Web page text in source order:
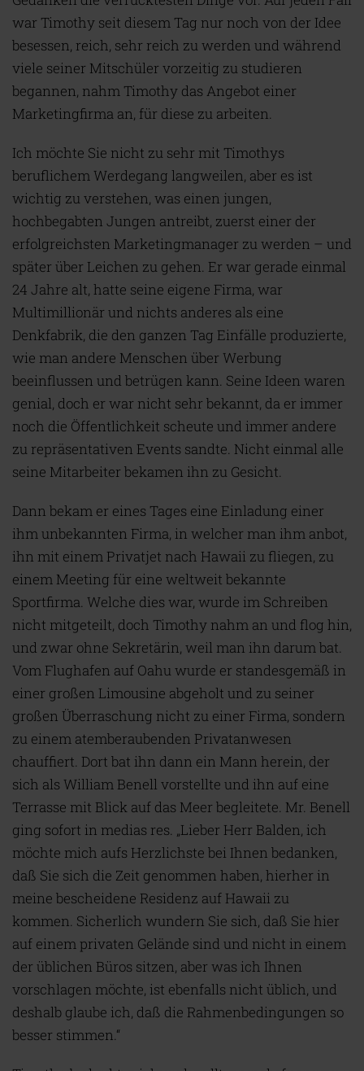
war Timothy seit diesem Tag nur noch von der Idee
besessen, reich, sehr reich zu werden und während
viele seiner Mitschüler vorzeitig zu studieren
begannen, nahm Timothy das Angebot einer
Marketingfirma an, für diese zu arbeiten.
Ich möchte Sie nicht zu sehr mit Timothys
beruflichem Werdegang langweilen, aber es ist
wichtig zu verstehen, was einen jungen,
hochbegabten Jungen antreibt, zuerst einer der
erfolgreichsten Marketingmanager zu werden – und
später über Leichen zu gehen. Er war gerade einmal
24 Jahre alt, hatte seine eigene Firma, war
Multimillionär und nichts anderes als eine
Denkfabrik, die den ganzen Tag Einfälle produzierte,
wie man andere Menschen über Werbung
beeinflussen und betrügen kann. Seine Ideen waren
genial, doch er war nicht sehr bekannt, da er immer
noch die Öffentlichkeit scheute und immer andere
zu repräsentativen Events sandte. Nicht einmal alle
seine Mitarbeiter bekamen ihn zu Gesicht.
Dann bekam er eines Tages eine Einladung einer
ihm unbekannten Firma, in welcher man ihm anbot,
ihn mit einem Privatjet nach Hawaii zu fliegen, zu
einem Meeting für eine weltweit bekannte
Sportfirma. Welche dies war, wurde im Schreiben
nicht mitgeteilt, doch Timothy nahm an und flog hin,
und zwar ohne Sekretärin, weil man ihn darum bat.
Vom Flughafen auf Oahu wurde er standesgemäß in
einer großen Limousine abgeholt und zu seiner
großen Überraschung nicht zu einer Firma, sondern
zu einem atemberaubenden Privatanwesen
chauffiert. Dort bat ihn dann ein Mann herein, der
sich als William Benell vorstellte und ihn auf eine
Terrasse mit Blick auf das Meer begleitete. Mr. Benell
ging sofort in medias res. „Lieber Herr Balden, ich
möchte mich aufs Herzlichste bei Ihnen bedanken,
daß Sie sich die Zeit genommen haben, hierher in
meine bescheidene Residenz auf Hawaii zu
kommen. Sicherlich wundern Sie sich, daß Sie hier
auf einem privaten Gelände sind und nicht in einem
der üblichen Büros sitzen, aber was ich Ihnen
vorschlagen möchte, ist ebenfalls nicht üblich, und
deshalb glaube ich, daß die Rahmenbedingungen so
besser stimmen.“